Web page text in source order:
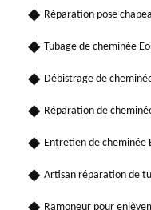
Réparation pose
Tubage de cheminée
Débistrage de
Réparation de
Entretien de cheminée
Artisan réparation de
Ramoneur pour